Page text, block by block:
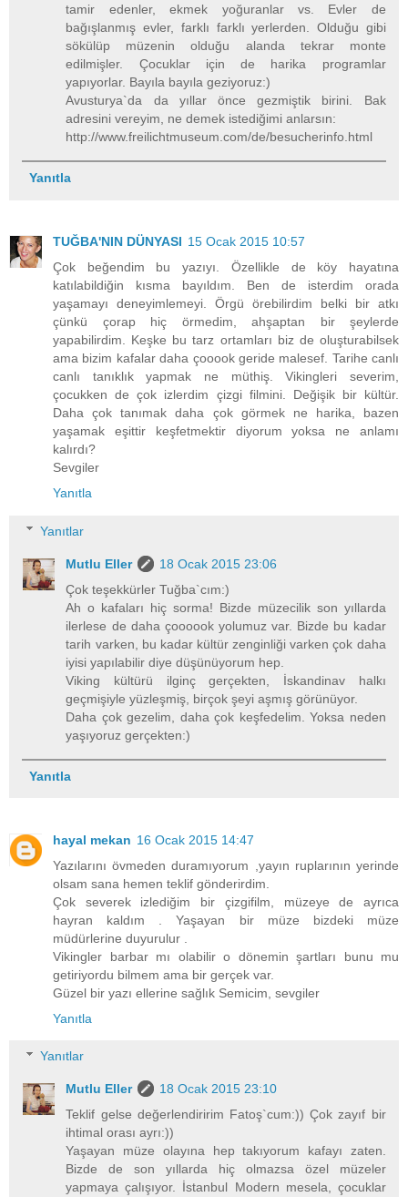
tamir edenler, ekmek yoğuranlar vs. Evler de
bağışlanmış evler, farklı farklı yerlerden. Olduğu gibi
sökülüp müzenin olduğu alanda tekrar monte
edilmişler. Çocuklar için de harika programlar
yapıyorlar. Bayıla bayıla geziyoruz:)
Avusturya`da da yıllar önce gezmiştik birini. Bak
adresini vereyim, ne demek istediğimi anlarsın:
http://www.freilichtmuseum.com/de/besucherinfo.html
Yanıtla
TUĞBA'NIN DÜNYASI 15 Ocak 2015 10:57
Çok beğendim bu yazıyı. Özellikle de köy hayatına
katılabildiğin kısma bayıldım. Ben de isterdim orada
yaşamayı deneyimlemeyi. Örgü örebilirdim belki bir atkı
çünkü çorap hiç örmedim, ahşaptan bir şeylerde
yapabilirdim. Keşke bu tarz ortamları biz de oluşturabilsek
ama bizim kafalar daha çooook geride malesef. Tarihe canlı
canlı tanıklık yapmak ne müthiş. Vikingleri severim,
çocukken de çok izlerdim çizgi filmini. Değişik bir kültür.
Daha çok tanımak daha çok görmek ne harika, bazen
yaşamak eşittir keşfetmektir diyorum yoksa ne anlamı
kalırdı?
Sevgiler
Yanıtla
Yanıtlar
Mutlu Eller
18 Ocak 2015 23:06
Çok teşekkürler Tuğba`cım:)
Ah o kafaları hiç sorma! Bizde müzecilik son yıllarda
ilerlese de daha çoooook yolumuz var. Bizde bu kadar
tarih varken, bu kadar kültür zenginliği varken çok daha
iyisi yapılabilir diye düşünüyorum hep.
Viking kültürü ilginç gerçekten, İskandinav halkı
geçmişiyle yüzleşmiş, birçok şeyi aşmış görünüyor.
Daha çok gezelim, daha çok keşfedelim. Yoksa neden
yaşıyoruz gerçekten:)
Yanıtla
hayal mekan 16 Ocak 2015 14:47
Yazılarını övmeden duramıyorum ,yayın ruplarının yerinde
olsam sana hemen teklif gönderirdim.
Çok severek izlediğim bir çizgifilm, müzeye de ayrıca
hayran kaldım . Yaşayan bir müze bizdeki müze
müdürlerine duyurulur .
Vikingler barbar mı olabilir o dönemin şartları bunu mu
getiriyordu bilmem ama bir gerçek var.
Güzel bir yazı ellerine sağlık Semicim, sevgiler
Yanıtla
Yanıtlar
Mutlu Eller
18 Ocak 2015 23:10
Teklif gelse değerlendiririm Fatoş`cum:)) Çok zayıf bir
ihtimal orası ayrı:))
Yaşayan müze olayına hep takıyorum kafayı zaten.
Bizde de son yıllarda hiç olmazsa özel müzeler
yapmaya çalışıyor. İstanbul Modern mesela, çocuklar